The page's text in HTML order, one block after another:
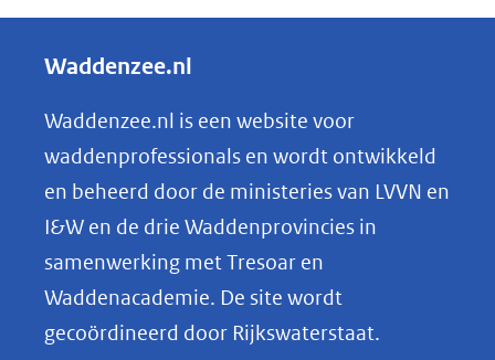
e
e
n
o
p
k
e
Waddenzee.nl
Waddenzee.nl is een website voor
waddenprofessionals en wordt ontwikkeld
en beheerd door de ministeries van LVVN en
I&W en de drie Waddenprovincies in
samenwerking met Tresoar en
Waddenacademie. De site wordt
gecoördineerd door Rijkswaterstaat.